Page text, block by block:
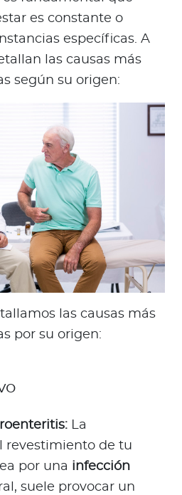
es constante o
específicas. A
las causas más
según su origen:
las causas más
por su origen:
La
revestimiento de tu
por una infección
suele provocar un